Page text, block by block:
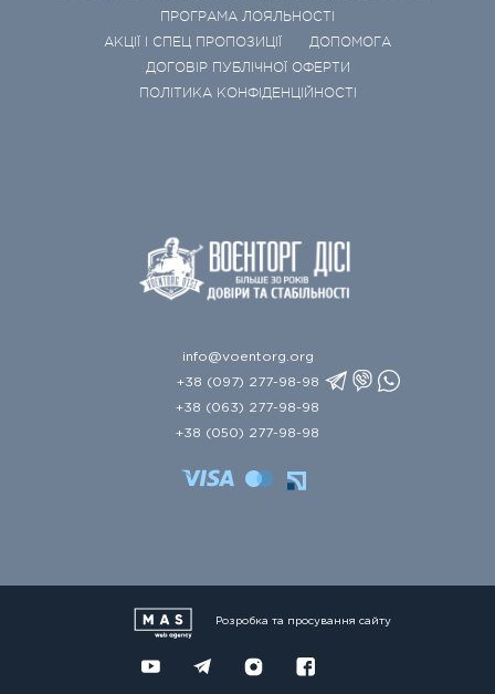
ПРОГРАМА ЛОЯЛЬНОСТІ
АКЦІЇ І СПЕЦ ПРОПОЗИЦІЇ
ДОПОМОГА
ДОГОВІР ПУБЛІЧНОЇ ОФЕРТИ
ПОЛІТИКА КОНФІДЕНЦІЙНОСТІ
info@voentorg.org
+38 (097) 277-98-98
+38 (063) 277-98-98
+38 (050) 277-98-98
Розробка та просування сайту